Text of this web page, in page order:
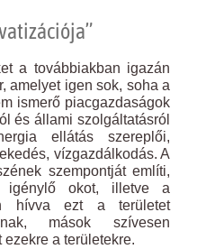
a továbbiakban igazán
amelyet igen sok, soha a
ismerő piacgazdaságok
és állami szolgáltatásról
ellátás szereplői,
vízgazdálkodás. A
szempontját említi,
igénylő okot, illetve a
hívva ezt a területet
mások szívesen
a területekre.